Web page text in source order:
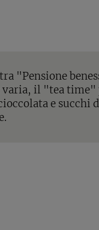
"Pensione
varia, il "tea
e succhi